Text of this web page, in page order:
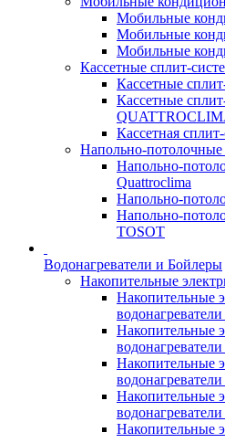
Мобильные
Мобильные
Мобильные
Кассетные сплит-
Кассетные
Кассетные
Кассетная
Напольно-
Напольно-
Quattroclima
Напольно-
Напольно-
TOSOT
Водонагреватели и Бойлеры
Накопительные
Накопительные
Накопительные
Накопительные
Накопительные
Накопительные